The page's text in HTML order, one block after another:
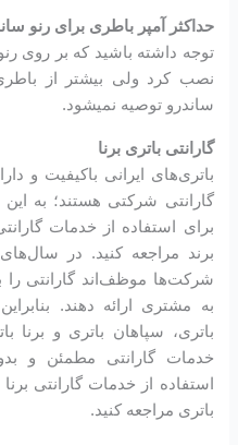
حداکثر آمپر باطری برای رنو
ساندرو توصیه نمیشود.
گارانتی باتری برنا
باتری‌های ایرانی باکیفیت و
گارانتی شرکتی هستند؛ به
برای استفاده از خدمات
برند مراجعه کنید. در
شرکت‌ها موظف‌اند گارانتی را
به مشتری ارائه دهند.
باتری، سپاهان باتری و برنا
خدمات گارانتی مطمئن و
استفاده از خدمات گارانتی
باتری مراجعه کنید.